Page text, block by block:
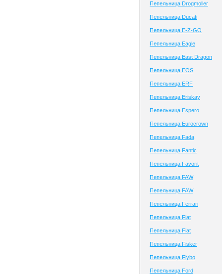
Пепельница Drogmoller
Пепельница Ducati
Пепельница E-Z-GO
Пепельница Eagle
Пепельница East Dragon
Пепельница EOS
Пепельница ERF
Пепельница Eriskay
Пепельница Espero
Пепельница Eurocrown
Пепельница Fada
Пепельница Fantic
Пепельница Favorit
Пепельница FAW
Пепельница FAW
Пепельница Ferrari
Пепельница Fiat
Пепельница Fiat
Пепельница Fisker
Пепельница Flybo
Пепельница Ford